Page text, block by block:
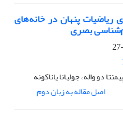
ریاضیات پنهان در خانه‌های
بصری
دو واله، جولیانا یاناکونه
اصل مقاله به زبان دوم